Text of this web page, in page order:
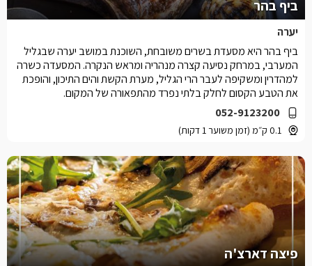
ביף בהר
יערה
052-9123200
0.1 ק״מ (זמן משוער 1 דקות)
ביף בהר היא מסעדת בשרים משובחת, השוכנת במושב יערה שבגליל
המערבי, במרחק נסיעה קצרה מנהריה ומראש הנקרה. המסעדה כשרה
למהדרין ומשקיפה לעבר הרי הגליל, מערת הקשת והים התיכון, והופכת
את הטבע הקסום לחלק בלתי נפרד מהתפאורה של המקום.
פיצה דארצ'ה